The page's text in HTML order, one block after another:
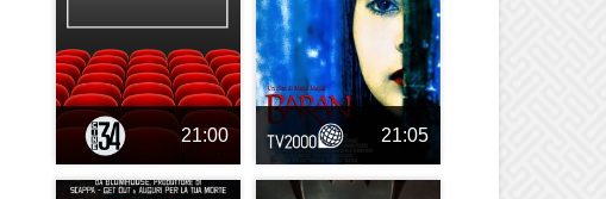
21:00 21:05